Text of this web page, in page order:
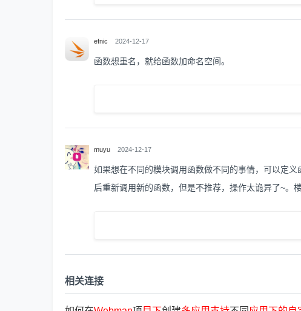
efnic 2024-12-17
函数想重名，就给函数加命名空间。
muyu 2024-12-17
如果想在不同的模块调用函数做不同的事情，可以定
后重新调用新的函数，但是不推荐，操作太诡异了~。
相关连接